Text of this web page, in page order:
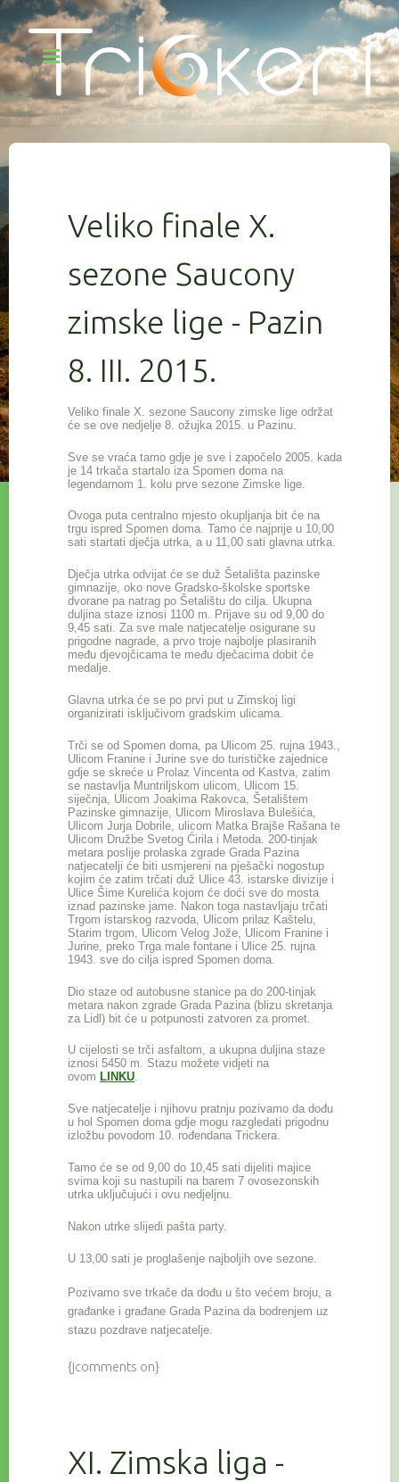
Veliko finale X.
sezone Saucony
zimske lige - Pazin
8. III. 2015.
Veliko finale X. sezone Saucony zimske lige održat
će se ove nedjelje 8. ožujka 2015. u Pazinu.
Sve se vraća tamo gdje je sve i započelo 2005. kada
je 14 trkača startalo iza Spomen doma na
legendarnom 1. kolu prve sezone Zimske lige.
Ovoga puta centralno mjesto okupljanja bit će na
trgu ispred Spomen doma. Tamo će najprije u 10,00
sati startati dječja utrka, a u 11,00 sati glavna utrka.
Dječja utrka odvijat će se duž Šetališta pazinske
gimnazije, oko nove Gradsko-školske sportske
dvorane pa natrag po Šetalištu do cilja. Ukupna
duljina staze iznosi 1100 m. Prijave su od 9,00 do
9,45 sati. Za sve male natjecatelje osigurane su
prigodne nagrade, a prvo troje najbolje plasiranih
među djevojčicama te među dječacima dobit će
medalje.
Glavna utrka će se po prvi put u Zimskoj ligi
organizirati isključivom gradskim ulicama.
Trči se od Spomen doma, pa Ulicom 25. rujna 1943.,
Ulicom Franine i Jurine sve do turističke zajednice
gdje se skreće u Prolaz Vincenta od Kastva, zatim
se nastavlja Muntriljskom ulicom, Ulicom 15.
siječnja, Ulicom Joakima Rakovca, Šetalištem
Pazinske gimnazije, Ulicom Miroslava Bulešića,
Ulicom Jurja Dobrile, ulicom Matka Brajše Rašana te
Ulicom Družbe Svetog Ćirila i Metoda. 200-tinjak
metara poslije prolaska zgrade Grada Pazina
natjecatelji će biti usmjereni na pješački nogostup
kojim će zatim trčati duž Ulice 43. istarske divizije i
Ulice Šime Kurelića kojom će doći sve do mosta
iznad pazinske jame. Nakon toga nastavljaju trčati
Trgom istarskog razvoda, Ulicom prilaz Kaštelu,
Starim trgom, Ulicom Velog Jože, Ulicom Franine i
Jurine, preko Trga male fontane i Ulice 25. rujna
1943. sve do cilja ispred Spomen doma.
Dio staze od autobusne stanice pa do 200-tinjak
metara nakon zgrade Grada Pazina (blizu skretanja
za Lidl) bit će u potpunosti zatvoren za promet.
U cijelosti se trči asfaltom, a ukupna duljina staze
iznosi 5450 m. Stazu možete vidjeti na
ovom LINKU.
Sve natjecatelje i njihovu pratnju pozivamo da dođu
u hol Spomen doma gdje mogu razgledati prigodnu
izložbu povodom 10. rođendana Trickera.
Tamo će se od 9,00 do 10,45 sati dijeliti majice
svima koji su nastupili na barem 7 ovosezonskih
utrka uključujući i ovu nedjeljnu.
Nakon utrke slijedi pašta party.
U 13,00 sati je proglašenje najboljih ove sezone.
Pozivamo sve trkače da dođu u što većem broju, a
građanke i građane Grada Pazina da bodrenjem uz
stazu pozdrave natjecatelje.
{jcomments on}
XI. Zimska liga -